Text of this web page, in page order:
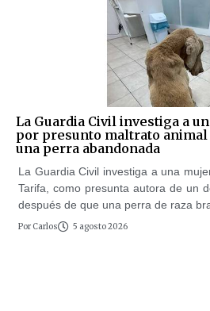
La Guardia Civil investiga a
por presunto maltrato
una perra abandonada
La Guardia Civil investiga a una
Tarifa, como presunta autora de un
después de que una perra de raza
Por Carlos 5 agosto 2026